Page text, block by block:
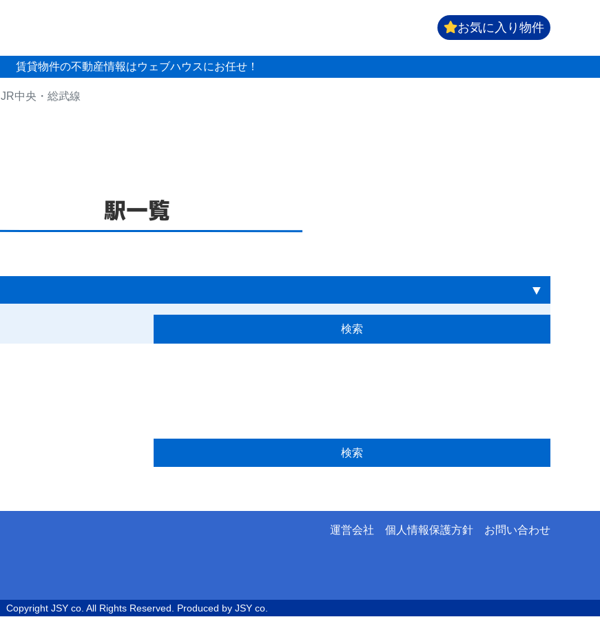
お気に入り物件
賃貸物件の不動産情報はウェブハウスにお任せ！
JR中央・総武線
駅一覧
▼
運営会社 個人情報保護方針 お問い合わせ
Copyright JSY co. All Rights Reserved. Produced by JSY co.